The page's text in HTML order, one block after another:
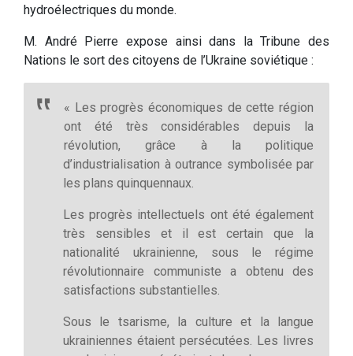
hydroélectriques du monde.
M. André Pierre expose ainsi dans la Tribune des
Nations le sort des citoyens de l’Ukraine soviétique :
« Les progrès économiques de cette région
ont été très considérables depuis la
révolution, grâce à la politique
d’industrialisation à outrance symbolisée par
les plans quinquennaux.
Les progrès intellectuels ont été également
très sensibles et il est certain que la
nationalité ukrainienne, sous le régime
révolutionnaire communiste a obtenu des
satisfactions substantielles.
Sous le tsarisme, la culture et la langue
ukrainiennes étaient persécutées. Les livres